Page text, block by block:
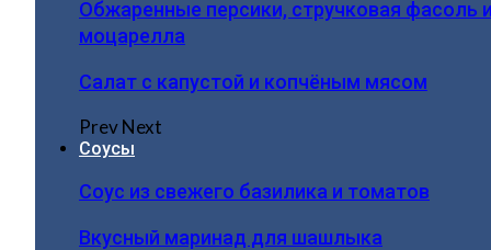
Обжаренные персики, стручковая фасоль
моцарелла
Салат с капустой и копчёным мясом
PrevNext
Соусы
Соус из свежего базилика и томатов
Вкусный маринад для шашлыка